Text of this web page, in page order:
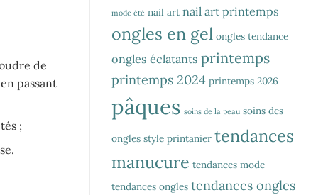
de
passant
;
mode été nail art nail art printemps
ongles en gel ongles tendance
ongles éclatants printemps
printemps 2024 printemps 2026
pâques soins de la peau soins des
ongles style printanier tendances
manucure tendances mode
tendances ongles tendances ongles